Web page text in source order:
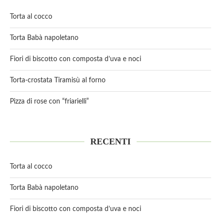
Torta al cocco
Torta Babà napoletano
Fiori di biscotto con composta d’uva e noci
Torta-crostata Tiramisù al forno
Pizza di rose con “friarielli”
RECENTI
Torta al cocco
Torta Babà napoletano
Fiori di biscotto con composta d’uva e noci